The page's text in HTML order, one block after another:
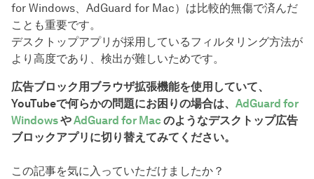
for Windows、AdGuard for Mac）は比較的無傷で済んだ
ことも重要です。
デスクトップアプリが採用しているフィルタリング方法が
より高度であり、検出が難しいためです。
広告ブロック用ブラウザ拡張機能を使用していて、
YouTubeで何らかの問題にお困りの場合は、 AdGuard for
WindowsやAdGuard for Mac のようなデスクトップ広告
ブロックアプリに切り替えてみてください。
この記事を気に入っていただけましたか？